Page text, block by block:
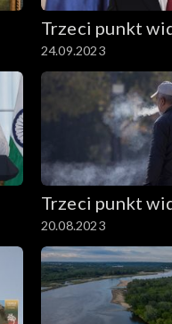
Trzeci punkt
24.09.2023
Trzeci punkt
20.08.2023